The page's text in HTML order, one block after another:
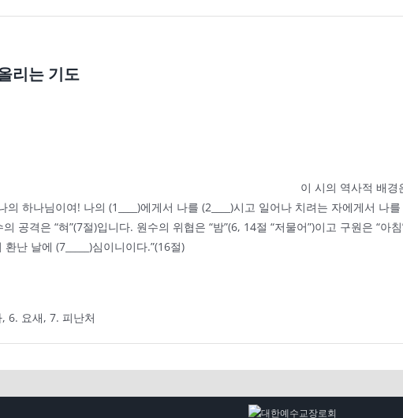
리는 기도
이 시의 역사적 배
하나님이여! 나의 (1____)에게서 나를 (2____)시고 일어나 치려는 자에게서 나
공격은 “혀”(7절)입니다. 원수의 위협은 “밤”(6, 14절 “저물어”)이고 구원은 “아
난 날에 (7_____)심이니이다.”(16절)
6. 요새, 7. 피난처